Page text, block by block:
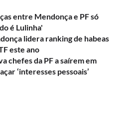
entre Mendonça e PF só
é Lulinha'
lidera ranking de habeas
este ano
chefes da PF a saírem em
‘interesses pessoais’